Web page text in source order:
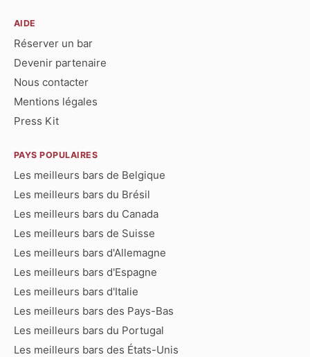
AIDE
Réserver un bar
Devenir partenaire
Nous contacter
Mentions légales
Press Kit
PAYS POPULAIRES
Les meilleurs bars de Belgique
Les meilleurs bars du Brésil
Les meilleurs bars du Canada
Les meilleurs bars de Suisse
Les meilleurs bars d'Allemagne
Les meilleurs bars d'Espagne
Les meilleurs bars d'Italie
Les meilleurs bars des Pays-Bas
Les meilleurs bars du Portugal
Les meilleurs bars des États-Unis